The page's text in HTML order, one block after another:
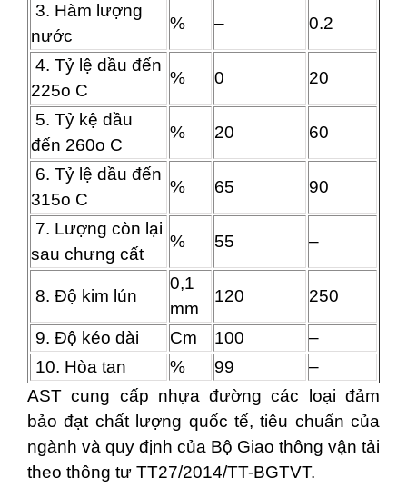
3. Hàm lượng
nước
% – 0.2
4. Tỷ lệ dầu đến
225o C
% 0 20
5. Tỷ kệ dầu
đến 260o C
% 20 60
6. Tỷ lệ dầu đến
315o C
% 65 90
7. Lượng còn lại
sau chưng cất
% 55 –
8. Độ kim lún
0,1
mm
120 250
9. Độ kéo dài Cm 100
–
10. Hòa tan
% 99
–
AST cung cấp nhựa đường các loại đảm
bảo đạt chất lượng quốc tế, tiêu chuẩn của
ngành và quy định của Bộ Giao thông vận tải
theo thông tư TT27/2014/TT-BGTVT.